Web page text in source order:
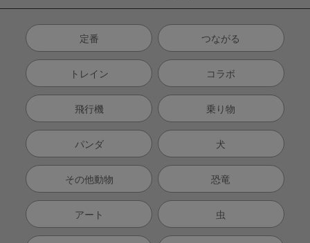
定番 つながる
トレイン コラボ
飛行機 乗り物
パンダ 犬
その他動物 恐竜
アート 虫